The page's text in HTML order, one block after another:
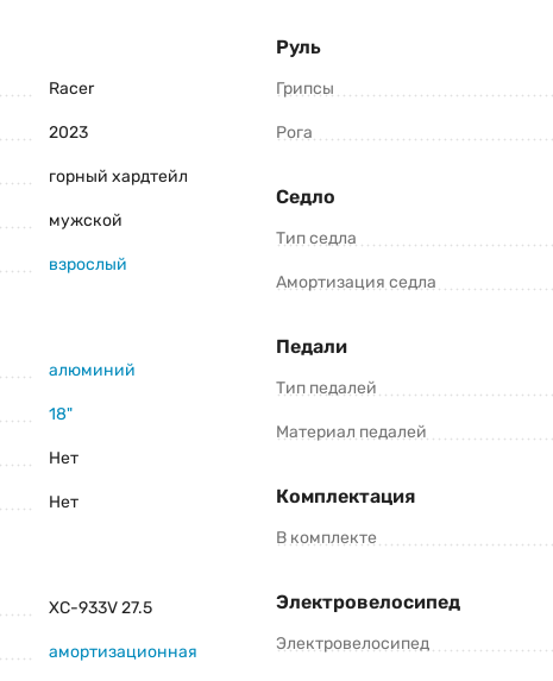
ответа!
Наш менеджер поможет подтвердить
Консультация и оформление заказа:
оставляют за собой право изменять внешний вид, характеристики и
(2023) уточните все важные для вас параметры велосипеда.
Racer
2023
горный хардтейл
мужской
взрослый
алюминий
18"
Нет
Нет
XC-933V 27.5
амортизационная
Руль
Грипсы
Рога
Седло
Тип седла
Амортизация седла
Педали
Тип педалей
Материал педалей
Комплектация
В комплекте
Электровелосипед
Электровелосипед